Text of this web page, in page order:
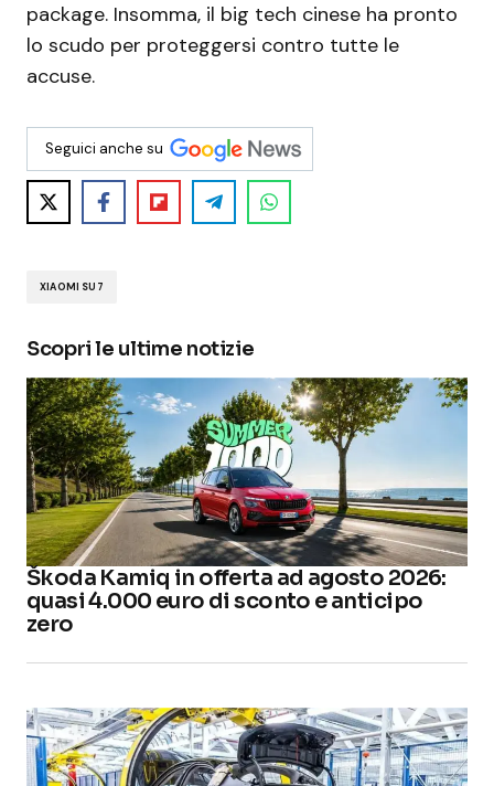
package. Insomma, il big tech cinese ha pronto
lo scudo per proteggersi contro tutte le
accuse.
Seguici anche su
XIAOMI SU7
Scopri le ultime notizie
Škoda Kamiq in offerta ad agosto 2026:
quasi 4.000 euro di sconto e anticipo
zero